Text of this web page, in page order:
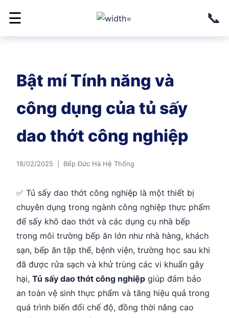
☰ 📞
Bật mí Tính năng và
công dụng của tủ sấy
dao thớt công nghiệp
18/02/2025 | Bếp Đức Hà Hệ Thống
✅ Tủ sấy dao thớt công nghiệp là một thiết bị
chuyên dụng trong ngành công nghiệp thực phẩm
để sấy khô dao thớt và các dụng cụ nhà bếp
trong môi trường bếp ăn lớn như nhà hàng, khách
sạn, bếp ăn tập thể, bệnh viện, trường học sau khi
đã được rửa sạch và khử trùng các vi khuẩn gây
hại, Tủ sấy dao thớt công nghiệp giúp đảm bảo
an toàn vệ sinh thực phẩm và tăng hiệu quả trong
quá trình biến đổi chế độ, đồng thời nâng cao